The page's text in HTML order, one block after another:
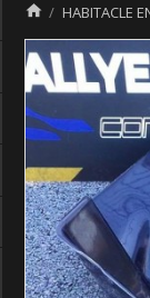
 HABITACLE